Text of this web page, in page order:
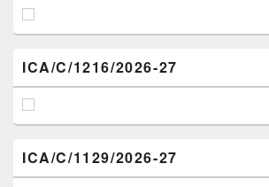
ICA/C/1216/2026-27
ICA/C/1129/2026-27